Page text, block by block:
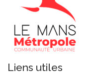
Liens utiles